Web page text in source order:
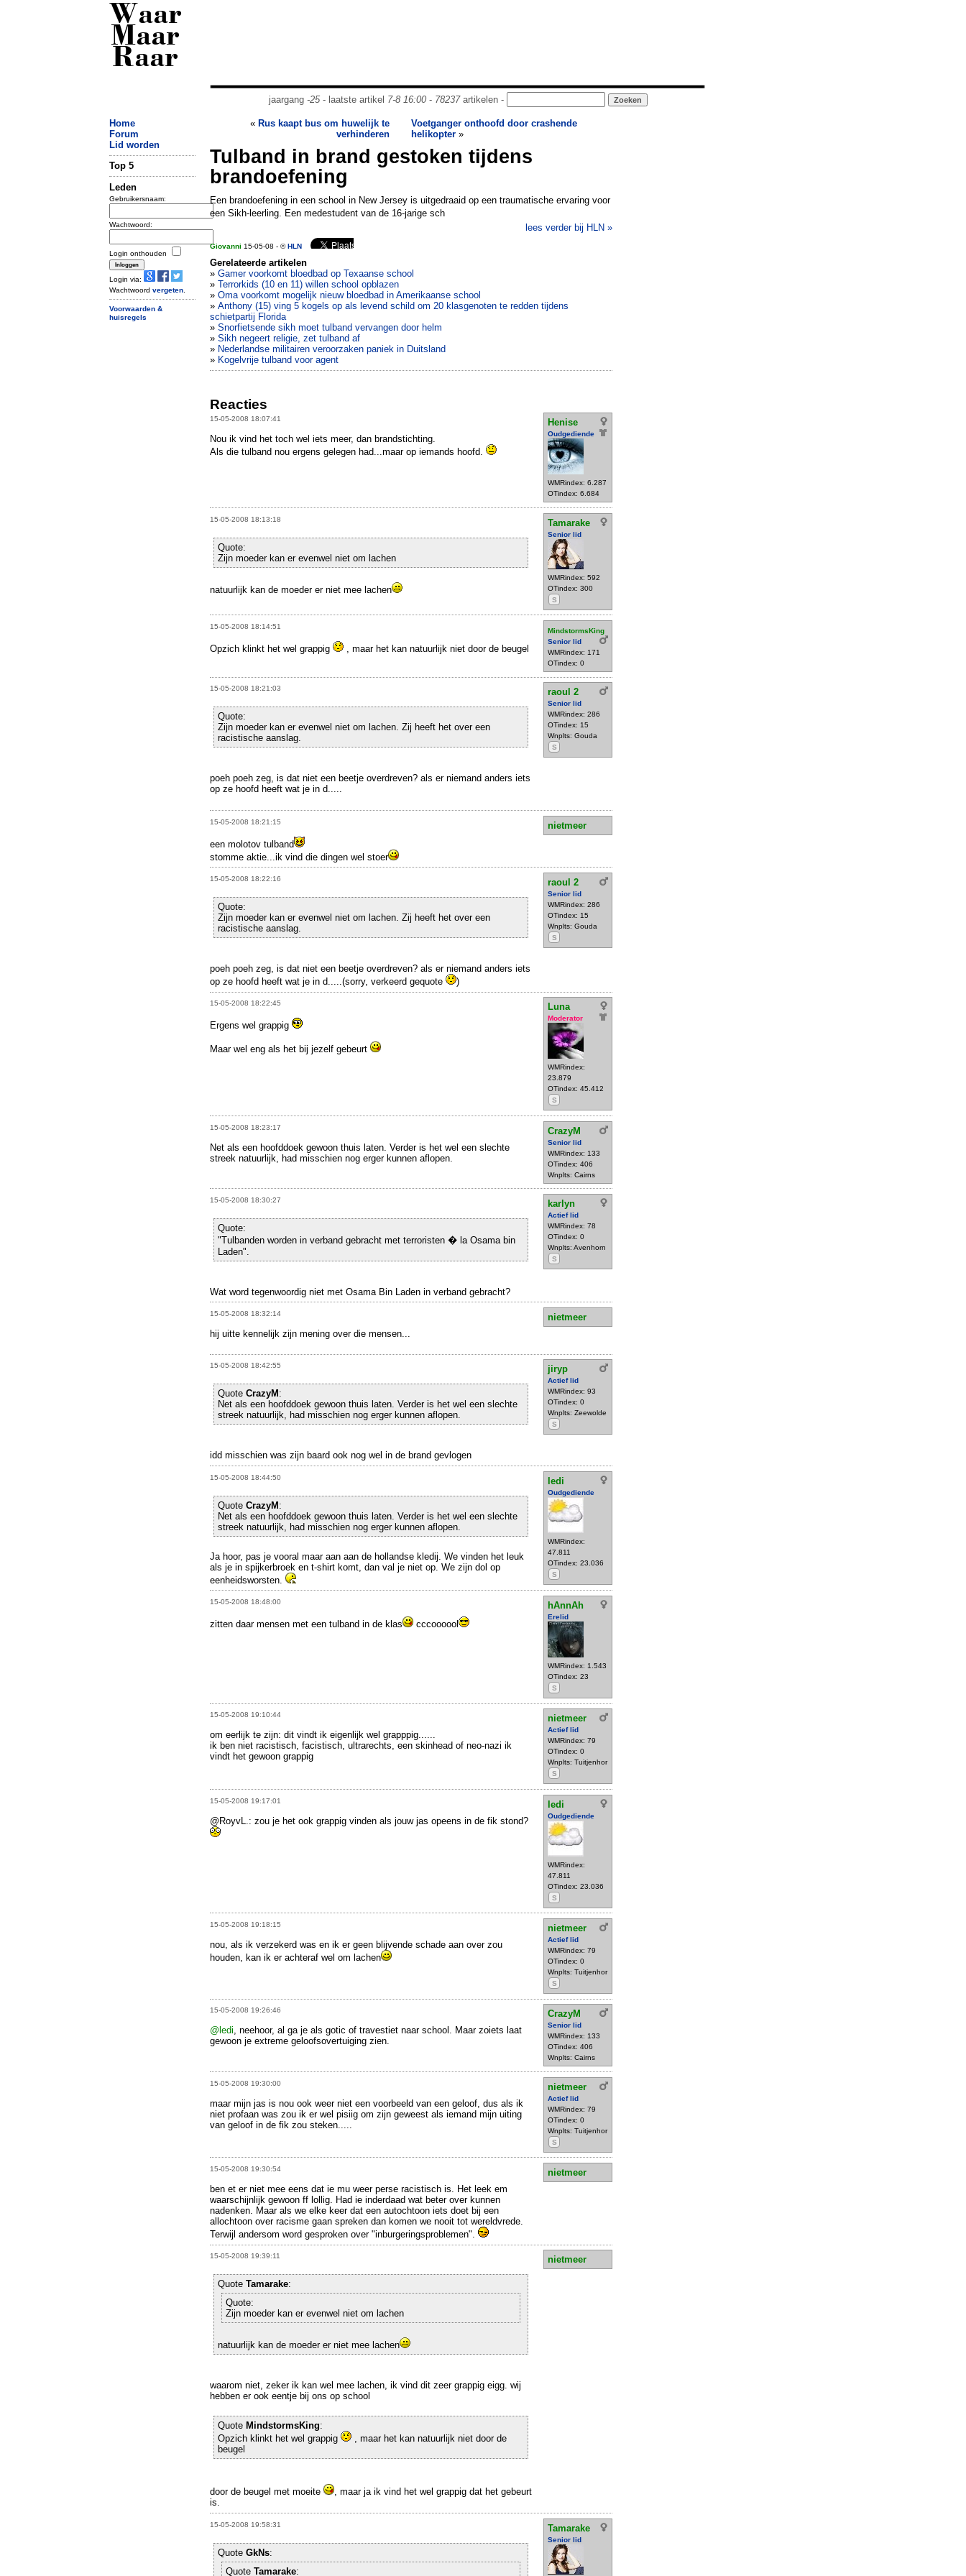
Waar
Maar
Raar
jaargang -25- laatste artikel 7-8 16:00- 78237artikelen -
Home
Forum
Lid worden
Top 5
Leden
Gebruikersnaam:
Wachtwoord:
Login onthouden
Login via:
Wachtwoord vergeten
Voorwaarden &
huisregels
« Rus kaapt bus om huwelijk te
verhinderen
Voetganger onthoofd door crashende
helikopter »
Tulband in brand gestoken tijdens
brandoefening
Een brandoefening in een school in New Jersey is uitgedraaid op een traumatische ervaring voor
een Sikh-leerling. Een medestudent van de 16-jarige sch
lees verder bij HLN »
Giovanni 15-05-08 - ©HLN
Gerelateerde artikelen
» Gamer voorkomt bloedbad op Texaanse school
» Terrorkids (10 en 11) willen school opblazen
» Oma voorkomt mogelijk nieuw bloedbad in Amerikaanse school
» Anthony (15) ving 5 kogels op als levend schild om 20 klasgenoten te redden tijdens
schietpartij Florida
» Snorfietsende sikh moet tulband vervangen door helm
» Sikh negeert religie, zet tulband af
» Nederlandse militairen veroorzaken paniek in Duitsland
» Kogelvrije tulband voor agent
Reacties
15-05-2008 18:07:41 Henise
Oudgediende
WMRindex: 6.287
OTindex: 6.684
Nou ik vind het toch wel iets meer, dan brandstichting.
Als die tulband nou ergens gelegen had...maar op iemands hoofd.
15-05-2008 18:13:18 Tamarake
Senior lid
WMRindex: 592
OTindex: 300
S
Quote:
Zijn moeder kan er evenwel niet om lachen
natuurlijk kan de moeder er niet mee lachen
15-05-2008 18:14:51
MindstormsKing
Senior lid
WMRindex: 171
OTindex: 0
Opzich klinkt het wel grappig , maar het kan natuurlijk niet door de beugel
15-05-2008 18:21:03 raoul 2
Senior lid
WMRindex: 286
OTindex: 15
Wnplts: Gouda
S
Quote:
Zijn moeder kan er evenwel niet om lachen. Zij heeft het over een
racistische aanslag.
poeh poeh zeg, is dat niet een beetje overdreven? als er niemand anders iets
op ze hoofd heeft wat je in d.....
15-05-2008 18:21:15
nietmeer
een molotov tulband
stomme aktie...ik vind die dingen wel stoer
15-05-2008 18:22:16 raoul 2
Senior lid
WMRindex: 286
OTindex: 15
Wnplts: Gouda
S
Quote:
Zijn moeder kan er evenwel niet om lachen. Zij heeft het over een
racistische aanslag.
poeh poeh zeg, is dat niet een beetje overdreven? als er niemand anders iets
op ze hoofd heeft wat je in d.....(sorry, verkeerd gequote
)
15-05-2008 18:22:45 Luna
Moderator
WMRindex:
23.879
OTindex: 45.412
S
Ergens wel grappig
Maar wel eng als het bij jezelf gebeurt
15-05-2008 18:23:17 CrazyM
Senior lid
WMRindex: 133
OTindex: 406
Wnplts: Cairns
Net als een hoofddoek gewoon thuis laten. Verder is het wel een slechte
streek natuurlijk, had misschien nog erger kunnen aflopen.
15-05-2008 18:30:27 karlyn
Actief lid
WMRindex: 78
OTindex: 0
Wnplts: Avenhorn
S
Quote:
"Tulbanden worden in verband gebracht met terroristen � la Osama bin
Laden".
Wat word tegenwoordig niet met Osama Bin Laden in verband gebracht?
15-05-2008 18:32:14
nietmeer
hij uitte kennelijk zijn mening over die mensen...
15-05-2008 18:42:55 jiryp
Actief lid
WMRindex: 93
OTindex: 0
Wnplts: Zeewolde
S
Quote CrazyM :
Net als een hoofddoek gewoon thuis laten. Verder is het wel een slechte
streek natuurlijk, had misschien nog erger kunnen aflopen.
idd misschien was zijn baard ook nog wel in de brand gevlogen
15-05-2008 18:44:50 ledi
Oudgediende
WMRindex:
47.811
OTindex: 23.036
S
Quote CrazyM :
Net als een hoofddoek gewoon thuis laten. Verder is het wel een slechte
streek natuurlijk, had misschien nog erger kunnen aflopen.
Ja hoor, pas je vooral maar aan aan de hollandse kledij. We vinden het leuk
als je in spijkerbroek en t-shirt komt, dan val je niet op. We zijn dol op
eenheidsworsten.
15-05-2008 18:48:00 hAnnAh
Erelid
WMRindex: 1.543
OTindex: 23
S
zitten daar mensen met een tulband in de klas cccoooool
15-05-2008 19:10:44 nietmeer
Actief lid
WMRindex: 79
OTindex: 0
Wnplts: Tuitjenhor
S
om eerlijk te zijn: dit vindt ik eigenlijk wel grapppig......
ik ben niet racistisch, facistisch, ultrarechts, een skinhead of neo-nazi ik
vindt het gewoon grappig
15-05-2008 19:17:01 ledi
Oudgediende
WMRindex:
47.811
OTindex: 23.036
S
@RoyvL.: zou je het ook grappig vinden als jouw jas opeens in de fik stond?
15-05-2008 19:18:15 nietmeer
Actief lid
WMRindex: 79
OTindex: 0
Wnplts: Tuitjenhor
S
nou, als ik verzekerd was en ik er geen blijvende schade aan over zou
houden, kan ik er achteraf wel om lachen
15-05-2008 19:26:46 CrazyM
Senior lid
WMRindex: 133
OTindex: 406
Wnplts: Cairns
@ledi, neehoor, al ga je als gotic of travestiet naar school. Maar zoiets laat
gewoon je extreme geloofsovertuiging zien.
15-05-2008 19:30:00 nietmeer
Actief lid
WMRindex: 79
OTindex: 0
Wnplts: Tuitjenhor
S
maar mijn jas is nou ook weer niet een voorbeeld van een geloof, dus als ik
niet profaan was zou ik er wel pisiig om zijn geweest als iemand mijn uiting
van geloof in de fik zou steken.....
15-05-2008 19:30:54
nietmeer
ben et er niet mee eens dat ie mu weer perse racistisch is. Het leek em
waarschijnlijk gewoon ff lollig. Had ie inderdaad wat beter over kunnen
nadenken. Maar als we elke keer dat een autochtoon iets doet bij een
allochtoon over racisme gaan spreken dan komen we nooit tot wereldvrede.
Terwijl andersom word gesproken over "inburgeringsproblemen".
15-05-2008 19:39:11 nietmeer
Quote Tamarake:
Quote:
Zijn moeder kan er evenwel niet om lachen
natuurlijk kan de moeder er niet mee lachen
waarom niet, zeker ik kan wel mee lachen, ik vind dit zeer grappig eigg. wij
hebben er ook eentje bij ons op school
Quote MindstormsKing:
Opzich klinkt het wel grappig
, maar het kan natuurlijk niet door de
beugel
door de beugel met moeite
, maar ja ik vind het wel grappig dat het gebeurt
is.
15-05-2008 19:58:31 Tamarake
Senior lid
Quote GkNs:
Quote Tamarake: